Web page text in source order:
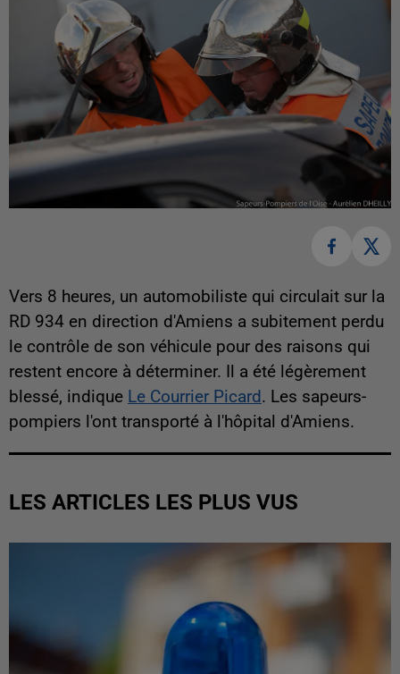
Vers 8 heures, un automobiliste qui circulait sur la
RD 934 en direction d'Amiens a subitement perdu
le contrôle de son véhicule pour des raisons qui
restent encore à déterminer. Il a été légèrement
blessé, indique Le Courrier Picard. Les sapeurs-
pompiers l'ont transporté à l'hôpital d'Amiens.
LES ARTICLES LES PLUS VUS